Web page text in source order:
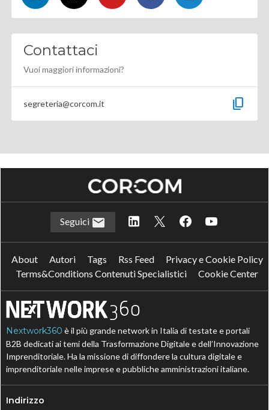
Contattaci
Vuoi maggiori informazioni?
segreteria@corcom.it content_copy
Seguici
About Autori Tags Rss Feed
Privacy e Cookie Policy
Terms&Conditions Contenuti Specialistici
Cookie Center
Nextwork360 è il più grande network in Italia di testate e portali
B2B dedicati ai temi della Trasformazione Digitale e dell’Innovazione
Imprenditoriale. Ha la missione di diffondere la cultura digitale e
imprenditoriale nelle imprese e pubbliche amministrazioni italiane.
Indirizzo